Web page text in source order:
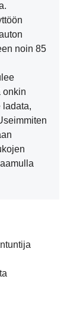
noin 85
onkin
ladata,